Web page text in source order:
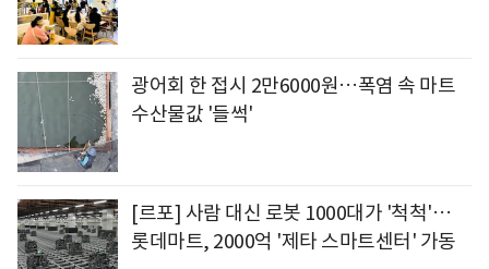
광어회 한 접시 2만6000원…폭염 속 마트
수산물값 '들썩'
[르포] 사람 대신 로봇 1000대가 '척척'…
롯데마트, 2000억 '제타 스마트센터' 가동